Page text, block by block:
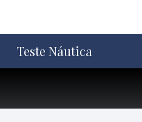
Teste Náutica